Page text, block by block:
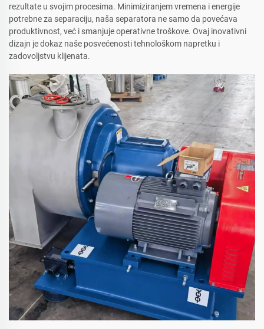
rezultate u svojim procesima. Minimiziranjem vremena i energije
potrebne za separaciju, naša separatora ne samo da povećava
produktivnost, već i smanjuje operativne troškove. Ovaj inovativni
dizajn je dokaz naše posvećenosti tehnološkom napretku i
zadovoljstvu klijenata.